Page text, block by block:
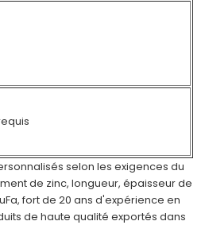
selon les exigences du
de zinc, longueur, épaisseur de
fort de 20 ans d'expérience en
de haute qualité exportés dans